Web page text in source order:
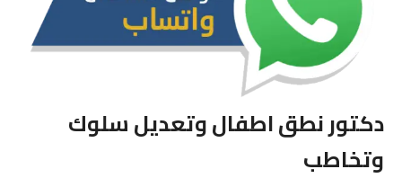
دكتور نطق اطفال وتعديل سلوك
وتخاطب